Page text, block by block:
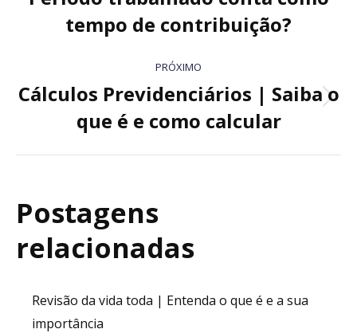
post:
anterior:
tempo de contribuição?
PRÓXIMO
Próximo
post:
Cálculos Previdenciários | Saiba o
que é e como calcular
Postagens
relacionadas
Revisão da vida toda | Entenda o que é e a sua
importância